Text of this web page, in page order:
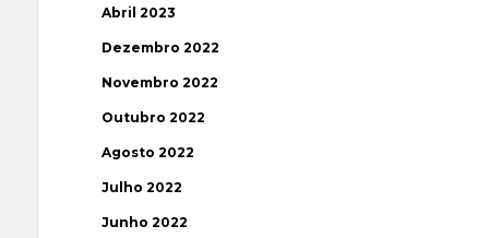
Abril 2023
Dezembro 2022
Novembro 2022
Outubro 2022
Agosto 2022
Julho 2022
Junho 2022